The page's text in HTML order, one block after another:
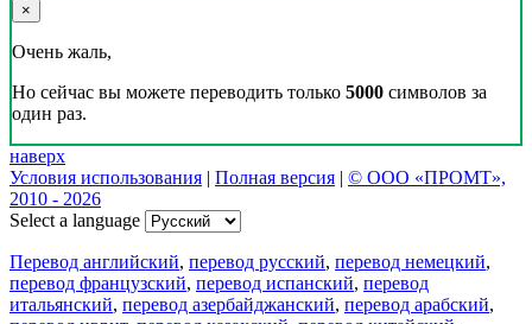
×
Очень жаль,
Но сейчас вы можете переводить только 5000 символов за
один раз.
наверх
Условия использования | Полная версия | © ООО «ПРОМТ»,
2010 - 2026
Select a language
Перевод английский, перевод русский, перевод немецкий,
перевод французский, перевод испанский, перевод
итальянский, перевод азербайджанский, перевод арабский,